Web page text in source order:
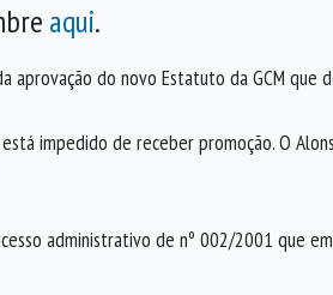
aqui.
do novo Estatuto da GCM que
impedido de receber promoção. O
administrativo de nº 002/2001 que